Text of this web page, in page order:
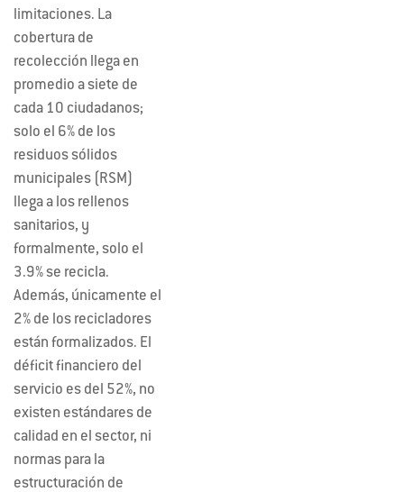
limitaciones. La
cobertura de
recolección llega en
promedio a siete de
cada 10 ciudadanos;
solo el 6% de los
residuos sólidos
municipales (RSM)
llega a los rellenos
sanitarios, y
formalmente, solo el
3.9% se recicla.
Además, únicamente el
2% de los recicladores
están formalizados. El
déficit financiero del
servicio es del 52%, no
existen estándares de
calidad en el sector, ni
normas para la
estructuración de